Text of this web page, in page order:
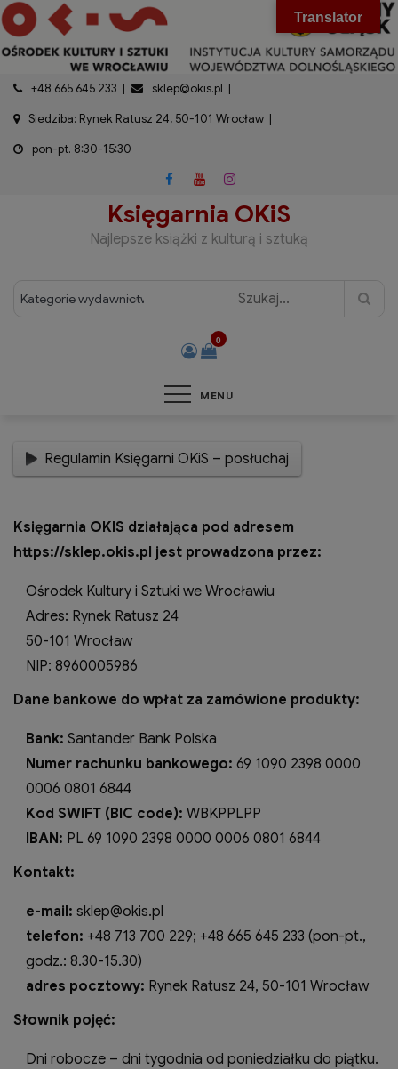
treści
Skip
to
content
+48 665 645 233
sklep@okis.pl
Siedziba: Rynek Ratusz 24, 50-101 Wrocław
pon-pt. 8:30-15:30
Księgarnia OKiS
Najlepsze książki z kulturą i sztuką
0
MENU
Regulamin Księgarni OKiS – posłuchaj
Księgarnia OKIS działająca pod adresem
https://sklep.okis.pl jest prowadzona przez:
Ośrodek Kultury i Sztuki we Wrocławiu
Adres: Rynek Ratusz 24
50-101 Wrocław
NIP: 8960005986
Dane bankowe do wpłat za zamówione produkty:
Bank: Santander Bank Polska
Numer rachunku bankowego: 69 1090 2398 0000
0006 0801 6844
Kod SWIFT (BIC code): WBKPPLPP
IBAN: PL 69 1090 2398 0000 0006 0801 6844
Kontakt:
e-mail:sklep@okis.pl
telefon: +48 713 700 229; +48 665 645 233 (pon-pt.,
godz.: 8.30-15.30)
adres pocztowy: Rynek Ratusz 24, 50-101 Wrocław
Słownik pojęć:
Dni robocze – dni tygodnia od poniedziałku do piątku.
Translator